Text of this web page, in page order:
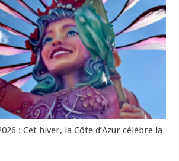
: Cet hiver, la Côte d’Azur célèbre la